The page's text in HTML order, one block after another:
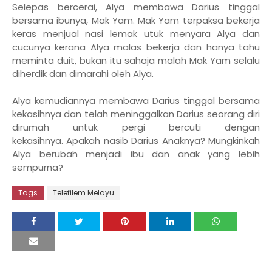
Selepas bercerai, Alya membawa Darius tinggal
bersama ibunya, Mak Yam. Mak Yam terpaksa bekerja
keras menjual nasi lemak utuk menyara Alya dan
cucunya kerana Alya malas bekerja dan hanya tahu
meminta duit, bukan itu sahaja malah Mak Yam selalu
diherdik dan dimarahi oleh Alya.
Alya kemudiannya membawa Darius tinggal bersama
kekasihnya dan telah meninggalkan Darius seorang diri
dirumah untuk pergi bercuti dengan
kekasihnya.Apakah nasib Darius Anaknya? Mungkinkah
Alya berubah menjadi ibu dan anak yang lebih
sempurna?
Tags Telefilem Melayu